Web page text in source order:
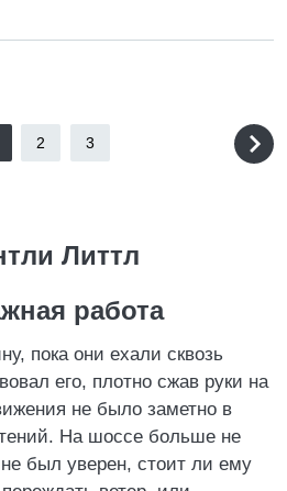
2 3
Литтл
работа
пока они ехали сквозь
его, плотно сжав руки на
не было заметно в
На шоссе больше не
был уверен, стоит ли ему